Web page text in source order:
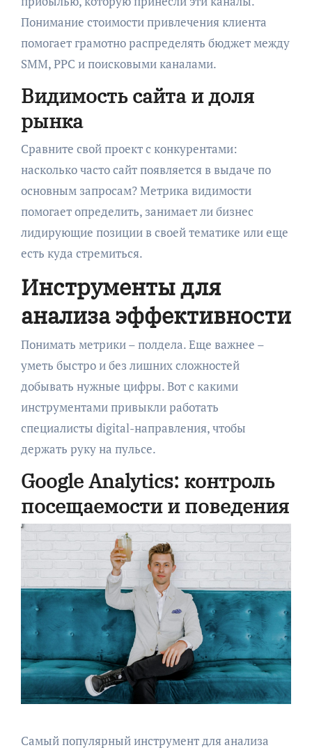
Понимание стоимости привлечения клиента
помогает грамотно распределять бюджет между
SMM, PPC и поисковыми каналами.
Видимость сайта и доля
рынка
Сравните свой проект с конкурентами:
насколько часто сайт появляется в выдаче по
основным запросам? Метрика видимости
помогает определить, занимает ли бизнес
лидирующие позиции в своей тематике или еще
есть куда стремиться.
Инструменты для
анализа эффективности
Понимать метрики – полдела. Еще важнее –
уметь быстро и без лишних сложностей
добывать нужные цифры. Вот с какими
инструментами привыкли работать
специалисты digital-направления, чтобы
держать руку на пульсе.
Google Analytics: контроль
посещаемости и поведения
Самый популярный инструмент для анализа